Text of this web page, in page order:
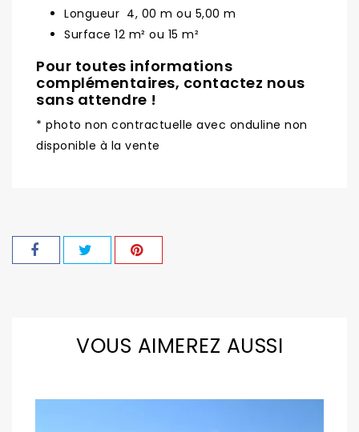
Longueur 4, 00 m ou 5,00 m
Surface 12 m² ou 15 m²
Pour toutes informations
complémentaires, contactez nous
sans attendre !
* photo non contractuelle avec onduline non
disponible à la vente
VOUS AIMEREZ AUSSI